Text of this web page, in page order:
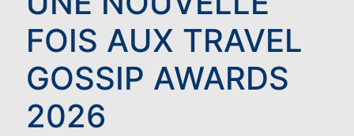
FOIS AUX TRAVEL
GOSSIP AWARDS
2026